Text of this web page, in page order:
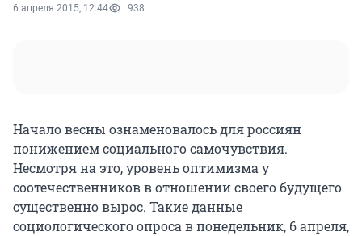
6 апреля 2015, 12:44 938
Начало весны ознаменовалось для россиян
понижением социального самочувствия.
Несмотря на это, уровень оптимизма у
соотечественников в отношении своего будущего
существенно вырос. Такие данные
социологического опроса в понедельник, 6 апреля,